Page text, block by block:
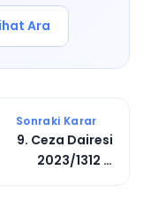
Ara
Sonraki Karar
9. Ceza Dairesi
2023/1312 E.